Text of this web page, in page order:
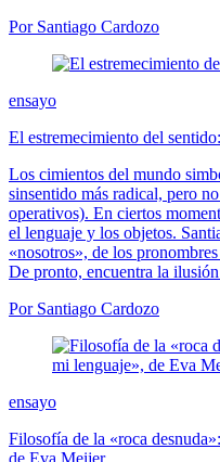
Por Santiago Cardozo
ensayo
El estremecimiento del
Los cimientos del mundo
sinsentido más radical, pero
operativos). En ciertos
el lenguaje y los objetos.
«nosotros», de los
De pronto, encuentra la
Por Santiago Cardozo
ensayo
Filosofía de la «roca
de Eva Meijer